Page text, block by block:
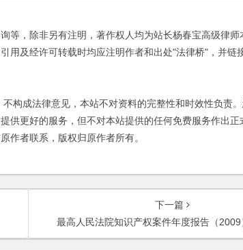
等，除非另有注明，著作权人均为站长杨春宝高级律师
用及经许可转载时均应注明作者和出处"法律桥"，并链
成法律意见，本站不对资料的完整性和时效性负责
供更好的服务，但不对本站提供的任何免费服务作出正
作者联系，版权归原作者所有。
下一篇
最高人民法院知识产权案件年度报告（2009